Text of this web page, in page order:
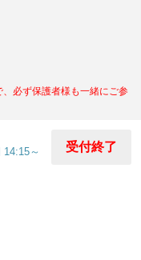
必ず保護者様も一緒にご参
～
受付終了